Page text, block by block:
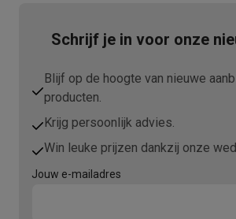
Schrijf je in voor onze
Blijf op de hoogte van nieuwe
producten.
Krijg persoonlijk advies.
Win leuke prijzen dankzij onze
Jouw e-mailadres